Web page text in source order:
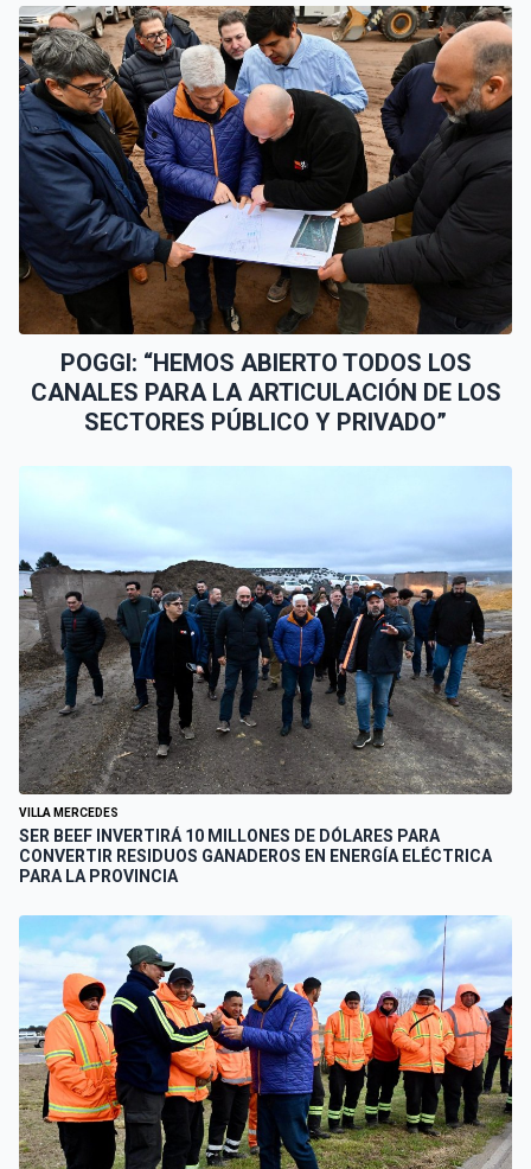
POGGI: “HEMOS ABIERTO TODOS LOS
CANALES PARA LA ARTICULACIÓN DE LOS
SECTORES PÚBLICO Y PRIVADO”
VILLA MERCEDES
SER BEEF INVERTIRÁ 10 MILLONES DE DÓLARES PARA
CONVERTIR RESIDUOS GANADEROS EN ENERGÍA ELÉCTRICA
PARA LA PROVINCIA